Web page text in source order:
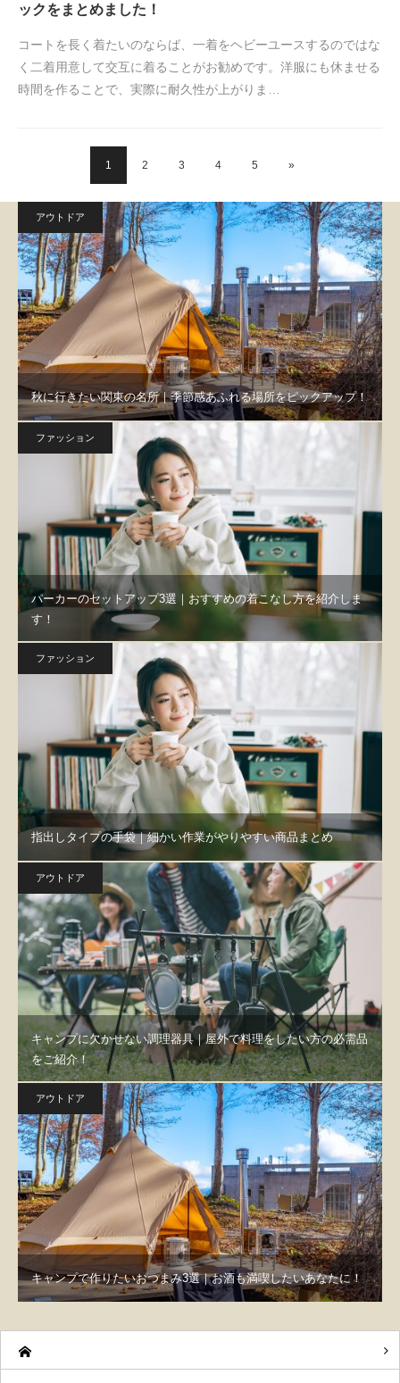
ックをまとめました！
コートを長く着たいのならば、一着をヘビーユースするのではな
く二着用意して交互に着ることがお勧めです。洋服にも休ませる
時間を作ることで、実際に耐久性が上がりま…
1 2 3 4 5 »
アウトドア
秋に行きたい関東の名所｜季節感あふれる場所をピックアップ！
ファッション
パーカーのセットアップ3選｜おすすめの着こなし方を紹介しま
す！
ファッション
指出しタイプの手袋｜細かい作業がやりやすい商品まとめ
アウトドア
キャンプに欠かせない調理器具｜屋外で料理をしたい方の必需品
をご紹介！
アウトドア
キャンプで作りたいおつまみ3選｜お酒も満喫したいあなたに！